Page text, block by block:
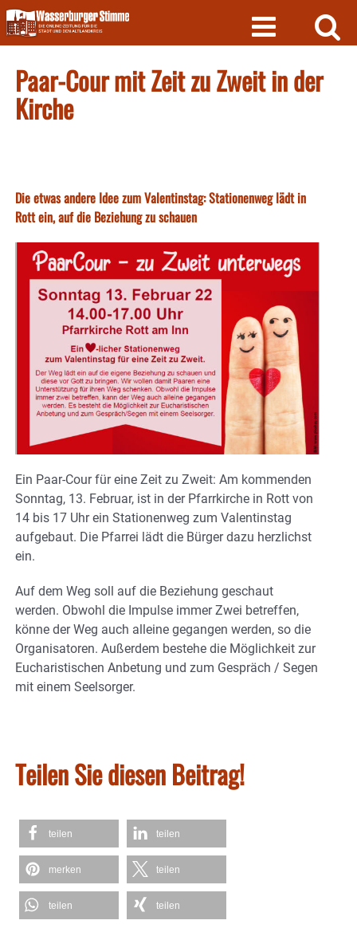
Skip
to
content
Paar-Cour mit Zeit zu Zweit in der
Kirche
Die etwas andere Idee zum Valentinstag: Stationenweg lädt in
Rott ein, auf die Beziehung zu schauen
Ein Paar-Cour für eine Zeit zu Zweit: Am kommenden
Sonntag, 13. Februar, ist in der Pfarrkirche in Rott von
14 bis 17 Uhr ein Stationenweg zum Valentinstag
aufgebaut. Die Pfarrei lädt die Bürger dazu herzlichst
ein.
Auf dem Weg soll auf die Beziehung geschaut
werden. Obwohl die Impulse immer Zwei betreffen,
könne der Weg auch alleine gegangen werden, so die
Organisatoren. Außerdem bestehe die Möglichkeit zur
Eucharistischen Anbetung und zum Gespräch / Segen
mit einem Seelsorger.
Teilen Sie diesen Beitrag!
teilen teilen
merken teilen
teilen teilen